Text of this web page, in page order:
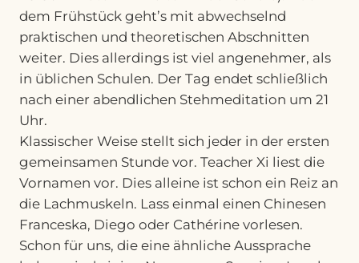
dem Frühstück geht’s mit abwechselnd
praktischen und theoretischen Abschnitten
weiter. Dies allerdings ist viel angenehmer, als
in üblichen Schulen. Der Tag endet schließlich
nach einer abendlichen Stehmeditation um 21
Uhr.
Klassischer Weise stellt sich jeder in der ersten
gemeinsamen Stunde vor. Teacher Xi liest die
Vornamen vor. Dies alleine ist schon ein Reiz an
die Lachmuskeln. Lass einmal einen Chinesen
Franceska, Diego oder Cathérine vorlesen.
Schon für uns, die eine ähnliche Aussprache